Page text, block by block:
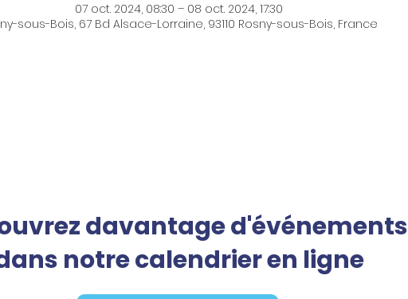
07 oct. 2024, 08:30 – 08 oct. 2024, 17:30
sous-Bois, 67 Bd Alsace-Lorraine, 93110 Rosny-sous-Bois, France
davantage d'événements
notre calendrier en ligne